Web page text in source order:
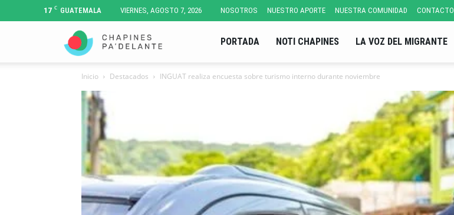
17 C GUATEMALA VIERNES, AGOSTO 7, 2026 NOSOTROS NUESTRO APORTE NUESTRA COMUNIDAD CONTACTO
Pa'
PORTADA NOTI CHAPINES LA VOZ DEL MIGRANTE
Inicio Destacados INGUAT realiza encuesta sobre turismo interno durante noviembre